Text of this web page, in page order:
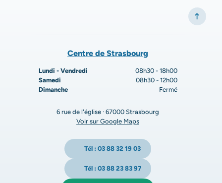
Centre de Strasbourg
Lundi - Vendredi
08h30 - 18h00
Samedi
08h30 - 12h00
Dimanche
Fermé
6 rue de l'église · 67000 Strasbourg
Voir sur Google Maps
Tél : 03 88 32 19 03
Tél : 03 88 23 83 97